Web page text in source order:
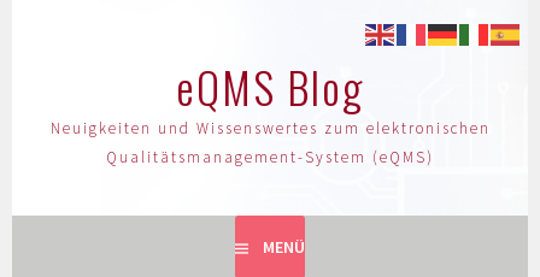
eQMS Blog
Neuigkeiten und Wissenswertes zum elektronischen
Qualitätsmanagement-System (eQMS)
MENÜ